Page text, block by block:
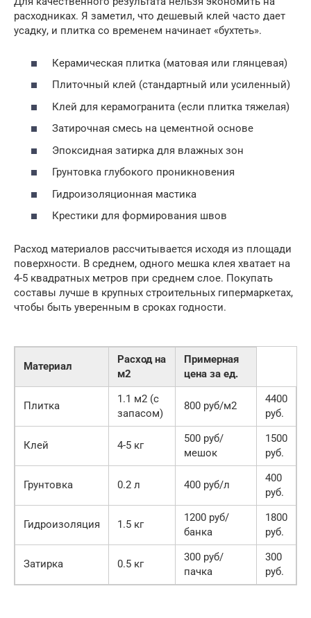
расходниках. Я заметил, что дешевый клей часто дает
усадку, и плитка со временем начинает «бухтеть».
Керамическая плитка (матовая или глянцевая)
Плиточный клей (стандартный или усиленный)
Клей для керамогранита (если плитка тяжелая)
Затирочная смесь на цементной основе
Эпоксидная затирка для влажных зон
Грунтовка глубокого проникновения
Гидроизоляционная мастика
Крестики для формирования швов
Расход материалов рассчитывается исходя из площади
поверхности. В среднем, одного мешка клея хватает на
4-5 квадратных метров при среднем слое. Покупать
составы лучше в крупных строительных гипермаркетах,
чтобы быть уверенным в сроках годности.
Материал
Расход на
м2
Примерная
цена за ед.
Плитка
1.1 м2 (с
запасом)
800 руб/м2
4400
руб.
Клей 4-5 кг
500 руб/
мешок
1500
руб.
Грунтовка 0.2 л 400 руб/л
400
руб.
Гидроизоляция 1.5 кг
1200 руб/
банка
1800
руб.
Затирка 0.5 кг
300 руб/
пачка
300
руб.